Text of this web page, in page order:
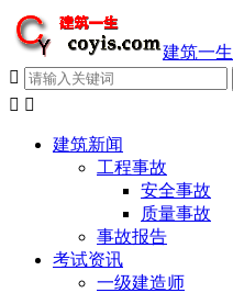
建筑一生

 
建筑新闻
工程事故
安全事故
质量事故
事故报告
考试资讯
一级建造师